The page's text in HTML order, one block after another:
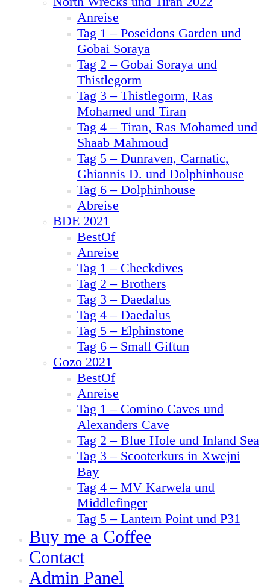
Anreise
Tag 1 – Poseidons Garden und
Gobai Soraya
Tag 2 – Gobai Soraya und
Thistlegorm
Tag 3 – Thistlegorm, Ras
Mohamed und Tiran
Tag 4 – Tiran, Ras Mohamed und
Shaab Mahmoud
Tag 5 – Dunraven, Carnatic,
Ghiannis D. und Dolphinhouse
Tag 6 – Dolphinhouse
Abreise
BDE 2021
BestOf
Anreise
Tag 1 – Checkdives
Tag 2 – Brothers
Tag 3 – Daedalus
Tag 4 – Daedalus
Tag 5 – Elphinstone
Tag 6 – Small Giftun
Gozo 2021
BestOf
Anreise
Tag 1 – Comino Caves und
Alexanders Cave
Tag 2 – Blue Hole und Inland Sea
Tag 3 – Scooterkurs in Xwejni
Bay
Tag 4 – MV Karwela und
Middlefinger
Tag 5 – Lantern Point und P31
Buy me a Coffee
Contact
Admin Panel